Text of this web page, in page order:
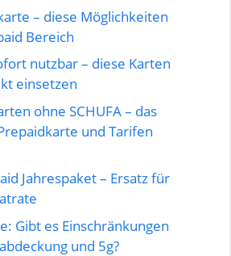
– diese Möglichkeiten
Bereich
nutzbar – diese Karten
einsetzen
ohne SCHUFA – das
und Tarifen
Jahrespaket – Ersatz für
Gibt es Einschränkungen
und 5g?